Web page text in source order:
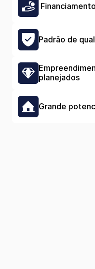
Padrão de
planejados
Grande